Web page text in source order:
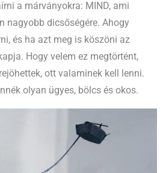
a márványokra: MIND, ami
nagyobb dicsőségére. Ahogy
és ha azt meg is köszöni az
Hogy velem ez megtörtént,
ott valaminek kell lenni.
olyan ügyes, bölcs és okos.